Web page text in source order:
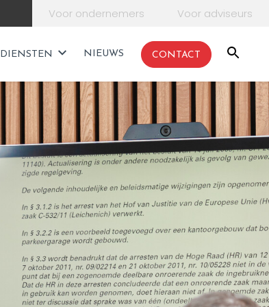
Voor ondernemers Voor adviseurs
DIENSTEN NIEUWS CONTACT